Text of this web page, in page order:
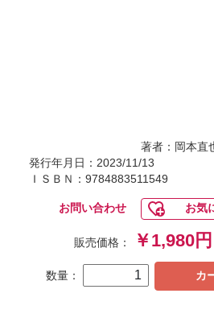
著者：岡本直
発行年月日：2023/11/13
ＩＳＢＮ：9784883511549
お問い合わせ お気
販売価格： ￥1,980円
数量： カ